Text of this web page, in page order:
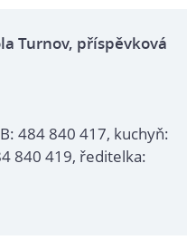
Turnov, příspěvková
484 840 417, kuchyň:
840 419, ředitelka: